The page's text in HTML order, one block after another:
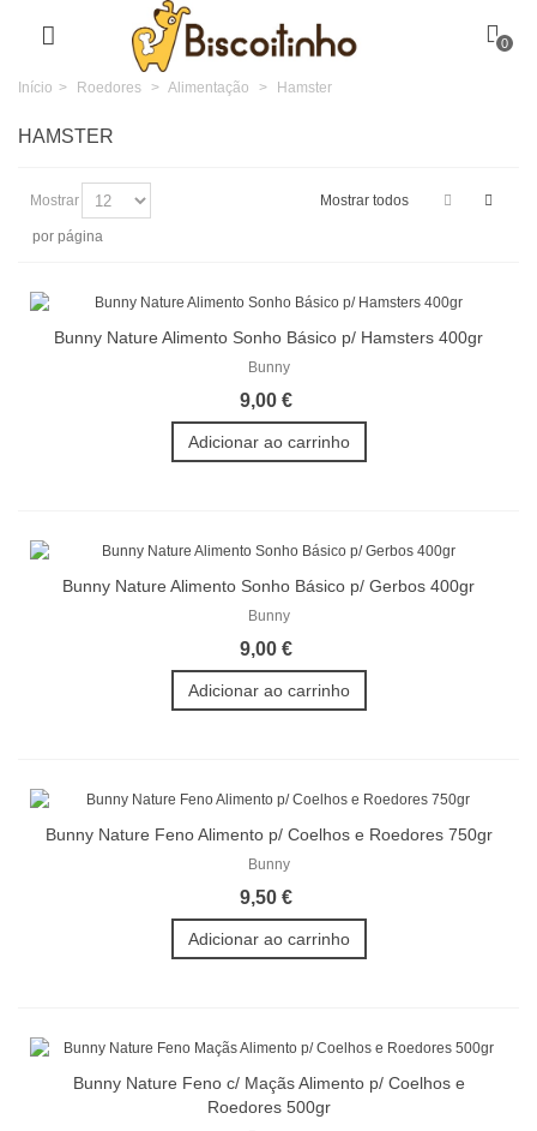
0
Início > Roedores > Alimentação > Hamster
HAMSTER
Mostrar
por página
Mostrar todos
Bunny Nature Alimento Sonho Básico p/ Hamsters 400gr
Bunny
9,00 €
Adicionar ao carrinho
Bunny Nature Alimento Sonho Básico p/ Gerbos 400gr
Bunny
9,00 €
Adicionar ao carrinho
Bunny Nature Feno Alimento p/ Coelhos e Roedores 750gr
Bunny
9,50 €
Adicionar ao carrinho
Bunny Nature Feno c/ Maçãs Alimento p/ Coelhos e
Roedores 500gr